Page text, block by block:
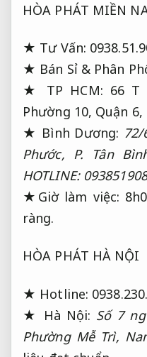
HÒA PHÁT MIỀN
★ Tư Vấn:
★ Bán Sỉ & Phân
★ TP HCM: 66 T
Phường 10, Quận
★ Bình Dương: 72/
Phước, P. Tân
HOTLINE:
★Giờ làm việc:
ràng.
HÒA PHÁT HÀ NỘI
★ Hotline:
★ Hà Nội: Số 7
Phường Mễ Trì,